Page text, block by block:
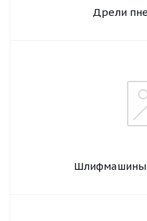
Дрели
Шлифмашины